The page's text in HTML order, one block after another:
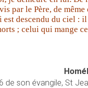
par le Père, de
descendu du ciel :
; celui qui mange
de son évangile, St